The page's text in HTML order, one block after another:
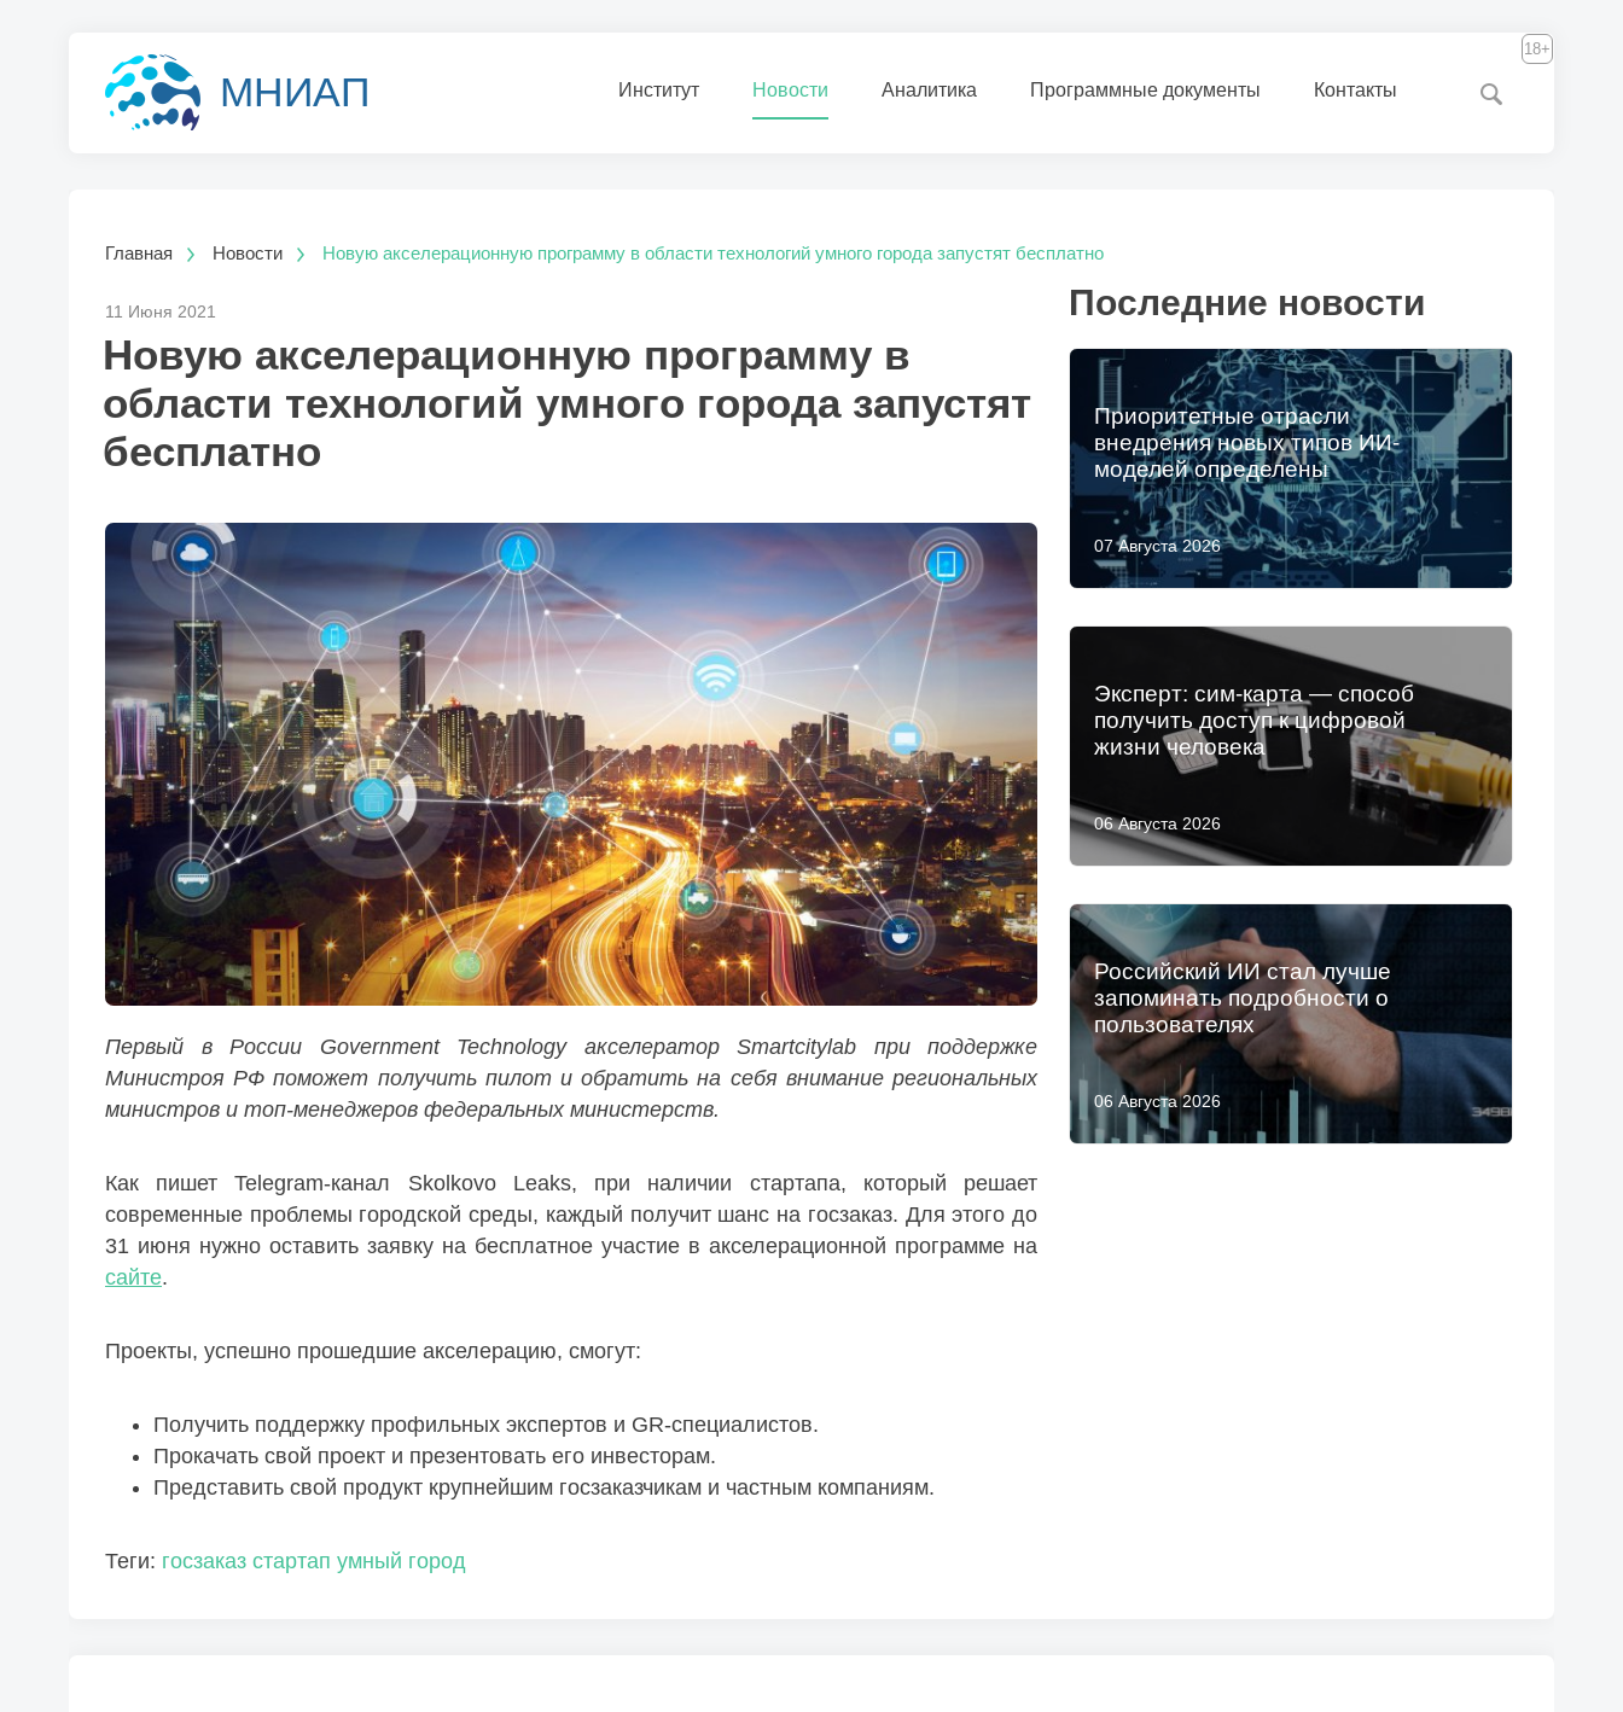
МНИАП Институт Новости Аналитика Программные документы Контакты
18+
Главная Новости Новую акселерационную программу в области технологий умного города запустят бесплатно
11 Июня 2021
Новую акселерационную программу в
области технологий умного города запустят
бесплатно
Первый в России Government Technology акселератор Smartcitylab при поддержке
Министроя РФ поможет получить пилот и обратить на себя внимание региональных
министров и топ-менеджеров федеральных министерств.
Как пишет Telegram-канал Skolkovo Leaks, при наличии стартапа, который решает
современные проблемы городской среды, каждый получит шанс на госзаказ. Для этого до
31 июня нужно оставить заявку на бесплатное участие в акселерационной программе на
сайте.
Проекты, успешно прошедшие акселерацию, смогут:
Получить поддержку профильных экспертов и GR-специалистов.
Прокачать свой проект и презентовать его инвесторам.
Представить свой продукт крупнейшим госзаказчикам и частным компаниям.
Теги: госзаказ стартап умный город
Последние новости
07 Августа 2026
Приоритетные отрасли
внедрения новых типов ИИ-
моделей определены
06 Августа 2026
Эксперт: сим-карта — способ
получить доступ к цифровой
жизни человека
06 Августа 2026
Российский ИИ стал лучше
запоминать подробности о
пользователях